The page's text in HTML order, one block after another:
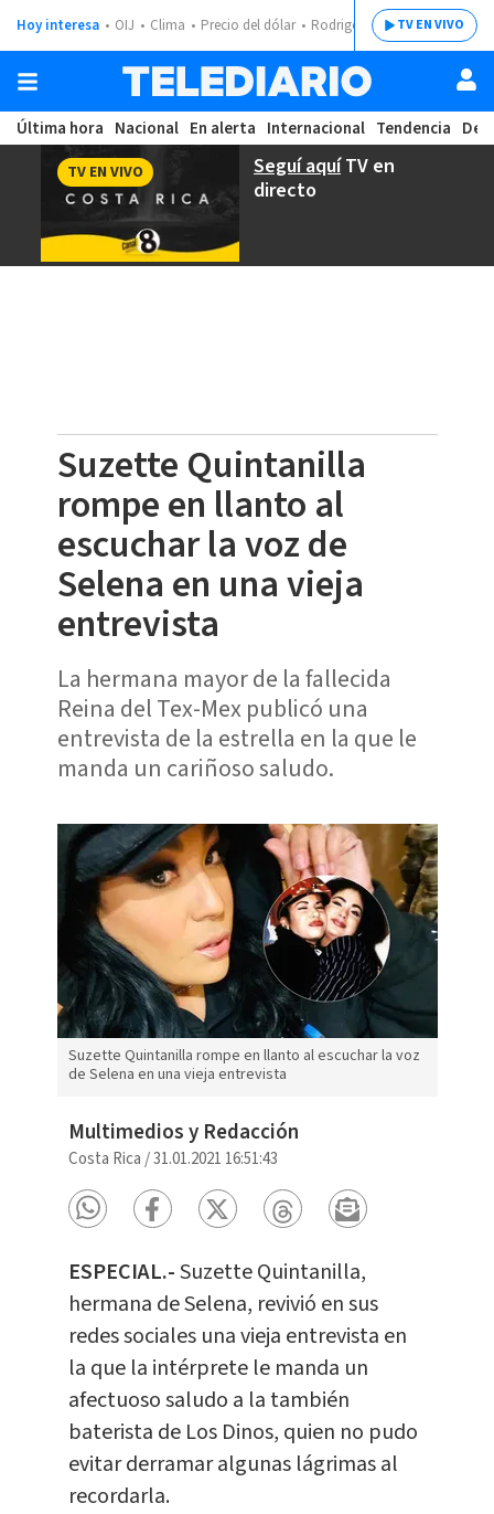
Hoy interesa OIJ Clima Precio del dólar Rodrigo ChavesTV EN VIVO
Última hora Nacional En alerta Internacional Tendencia
Seguí aquíTV en
directo
TV EN VIVO
Suzette Quintanilla
rompe en llanto al
escuchar la voz de
Selena en una vieja
entrevista
La hermana mayor de la fallecida
Reina del Tex-Mex publicó una
entrevista de la estrella en la que le
manda un cariñoso saludo.
Suzette Quintanilla rompe en llanto al escuchar la voz
de Selena en una vieja entrevista
Multimedios y Redacción
Costa Rica /31.01.2021 16:51:43
ESPECIAL.-Suzette Quintanilla,
hermana de Selena, revivió en sus
redes sociales una vieja entrevista en
la que la intérprete le manda un
afectuoso saludo a la también
baterista de Los Dinos, quien no pudo
evitar derramar algunas lágrimas al
recordarla.